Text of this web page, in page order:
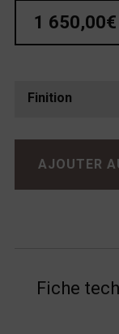
1 650,00€
Finition
quantité de Acoustic Energy AE309
AJOUTER
Fiche